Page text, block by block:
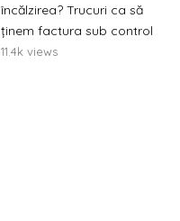
încălzirea? Trucuri ca să
ținem factura sub control
11.4k views